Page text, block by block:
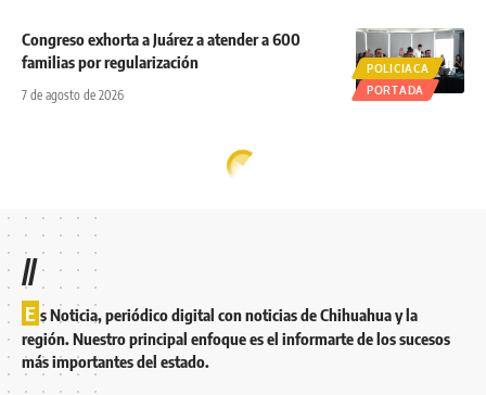
POLICIACA
PORTADA
Congreso exhorta a Juárez a atender a 600
familias por regularización
7 de agosto de 2026
//
E s Noticia, periódico digital con noticias de Chihuahua y la
región. Nuestro principal enfoque es el informarte de los sucesos
más importantes del estado.